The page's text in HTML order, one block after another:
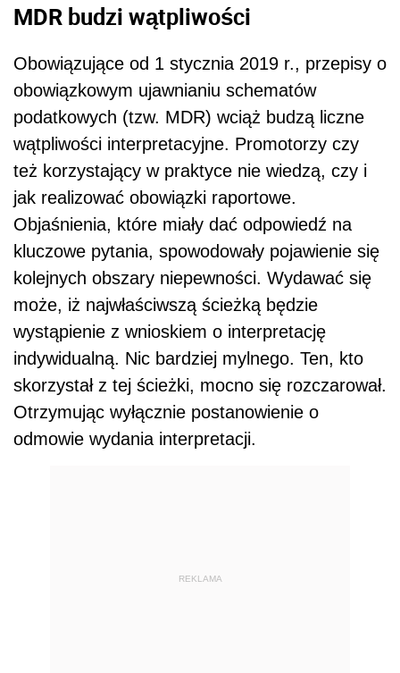
MDR budzi wątpliwości
Obowiązujące od 1 stycznia 2019 r., przepisy o
obowiązkowym ujawnianiu schematów
podatkowych (tzw. MDR) wciąż budzą liczne
wątpliwości interpretacyjne. Promotorzy czy
też korzystający w praktyce nie wiedzą, czy i
jak realizować obowiązki raportowe.
Objaśnienia, które miały dać odpowiedź na
kluczowe pytania, spowodowały pojawienie się
kolejnych obszary niepewności. Wydawać się
może, iż najwłaściwszą ścieżką będzie
wystąpienie z wnioskiem o interpretację
indywidualną. Nic bardziej mylnego. Ten, kto
skorzystał z tej ścieżki, mocno się rozczarował.
Otrzymując wyłącznie postanowienie o
odmowie wydania interpretacji.
REKLAMA